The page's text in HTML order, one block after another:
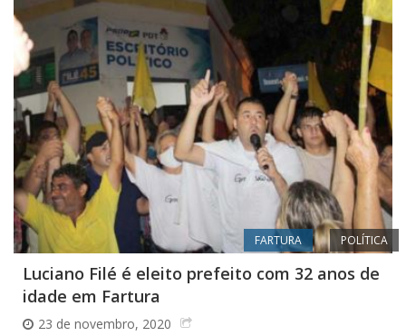
FARTURA POLÍTICA
Luciano Filé é eleito prefeito com 32 anos de
idade em Fartura
23 de novembro, 2020